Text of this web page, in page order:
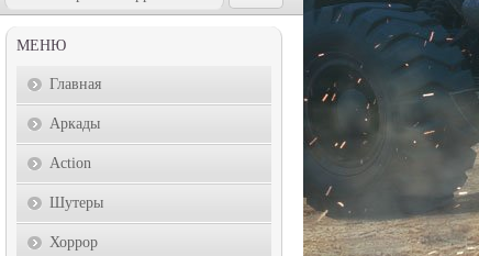
МЕНЮ
Главная
Аркады
Action
Шутеры
Хоррор